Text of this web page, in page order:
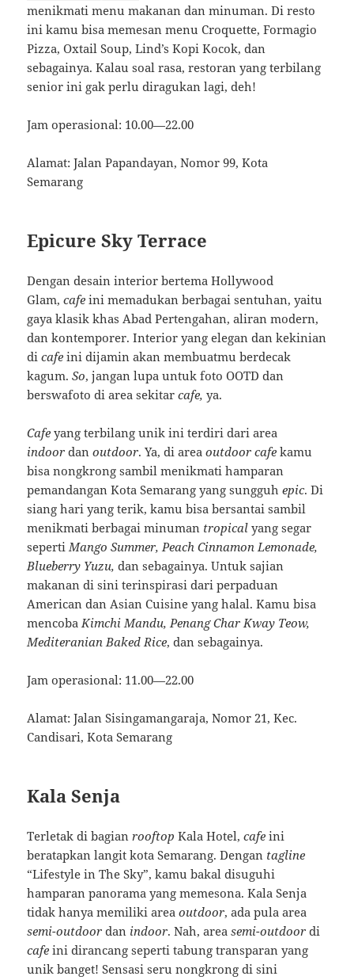
menikmati menu makanan dan minuman. Di resto
ini kamu bisa memesan menu Croquette, Formagio
Pizza, Oxtail Soup, Lind’s Kopi Kocok, dan
sebagainya. Kalau soal rasa, restoran yang terbilang
senior ini gak perlu diragukan lagi, deh!
Jam operasional: 10.00—22.00
Alamat: Jalan Papandayan, Nomor 99, Kota
Semarang
Epicure Sky Terrace
Dengan desain interior bertema Hollywood
Glam,cafe ini memadukan berbagai sentuhan, yaitu
gaya klasik khas Abad Pertengahan, aliran modern,
dan kontemporer. Interior yang elegan dan kekinian
dicafe ini dijamin akan membuatmu berdecak
kagum.So, jangan lupa untuk foto OOTD dan
berswafoto di area sekitarcafe,ya.
Cafe yang terbilang unik ini terdiri dari area
indoor danoutdoor. Ya, di areaoutdoor cafe kamu
bisa nongkrong sambil menikmati hamparan
pemandangan Kota Semarang yang sungguhepic. Di
siang hari yang terik, kamu bisa bersantai sambil
menikmati berbagai minuman tropical yang segar
seperti Mango Summer, Peach Cinnamon Lemonade,
Blueberry Yuzu, dan sebagainya. Untuk sajian
makanan di sini terinspirasi dari perpaduan
American dan Asian Cuisine yang halal. Kamu bisa
mencoba Kimchi Mandu, Penang Char Kway Teow,
Mediteranian Baked Rice, dan sebagainya.
Jam operasional: 11.00—22.00
Alamat: Jalan Sisingamangaraja, Nomor 21, Kec.
Candisari, Kota Semarang
Kala Senja
Terletak di bagianrooftop Kala Hotel,cafe ini
beratapkan langit kota Semarang. Dengan tagline
“Lifestyle in The Sky”, kamu bakal disuguhi
hamparan panorama yang memesona. Kala Senja
tidak hanya memiliki areaoutdoor, ada pula area
semi-outdoor dan indoor. Nah, areasemi-outdoor di
cafe ini dirancang seperti tabung transparan yang
unik banget! Sensasi seru nongkrong di sini